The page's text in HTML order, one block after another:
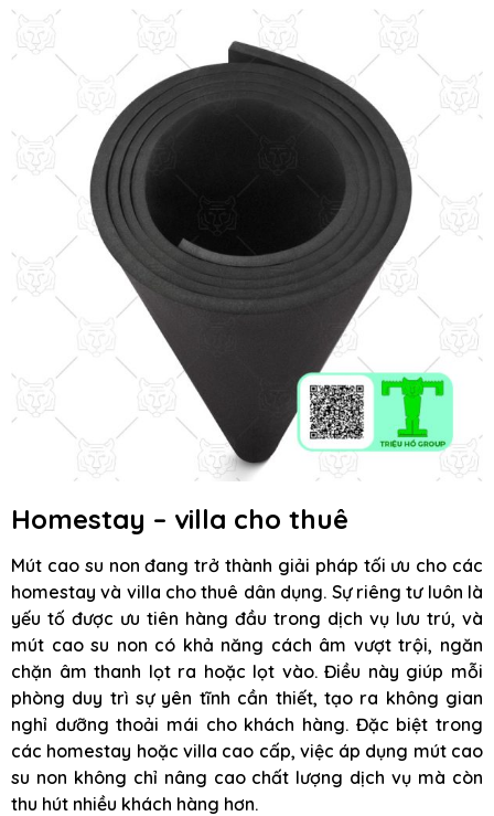
Homestay – villa cho thuê
Mút cao su non đang trở thành giải pháp tối ưu cho các
homestay và villa cho thuê dân dụng. Sự riêng tư luôn là
yếu tố được ưu tiên hàng đầu trong dịch vụ lưu trú, và
mút cao su non có khả năng cách âm vượt trội, ngăn
chặn âm thanh lọt ra hoặc lọt vào. Điều này giúp mỗi
phòng duy trì sự yên tĩnh cần thiết, tạo ra không gian
nghỉ dưỡng thoải mái cho khách hàng. Đặc biệt trong
các homestay hoặc villa cao cấp, việc áp dụng mút cao
su non không chỉ nâng cao chất lượng dịch vụ mà còn
thu hút nhiều khách hàng hơn.